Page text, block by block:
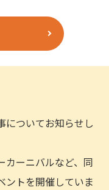
についてお知らせし
カーニバルなど、同
ントを開催していま